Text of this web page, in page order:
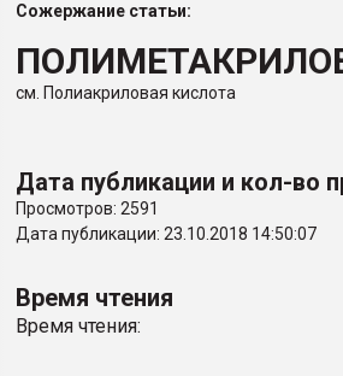
ПЕРЕЙТИ НА ФОРУМ
Сожержание статьи:
см. Полиакриловая кислота
Дата публикации и кол-во
Просмотров: 2591
Дата публикации: 23.10.2018 14:50:07
Время чтения
Время чтения: